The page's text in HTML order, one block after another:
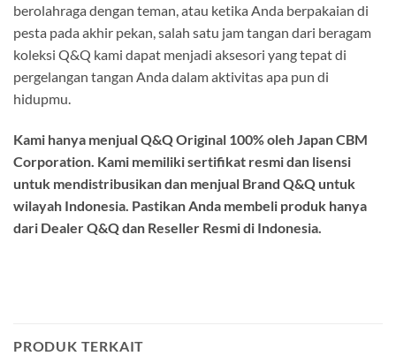
berolahraga dengan teman, atau ketika Anda berpakaian di
pesta pada akhir pekan, salah satu jam tangan dari beragam
koleksi Q&Q kami dapat menjadi aksesori yang tepat di
pergelangan tangan Anda dalam aktivitas apa pun di
hidupmu.
Kami hanya menjual Q&Q Original 100% oleh Japan CBM
Corporation. Kami memiliki sertifikat resmi dan lisensi
untuk mendistribusikan dan menjual Brand Q&Q untuk
wilayah Indonesia. Pastikan Anda membeli produk hanya
dari Dealer Q&Q dan Reseller Resmi di Indonesia.
PRODUK TERKAIT